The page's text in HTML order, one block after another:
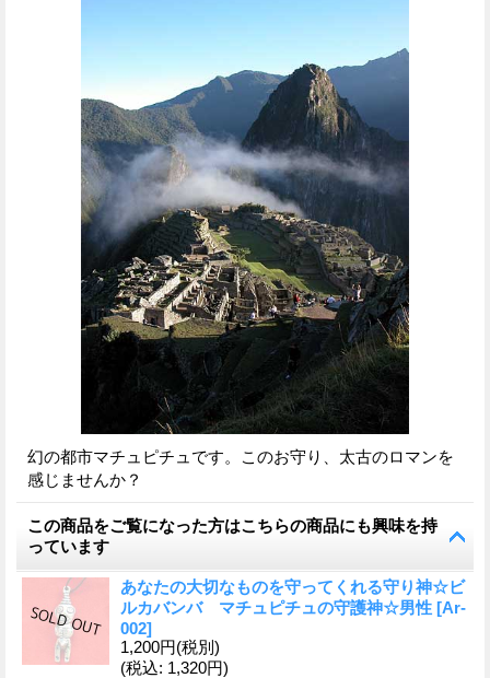
幻の都市マチュピチュです。このお守り、太古のロマンを
感じませんか？
この商品をご覧になった方はこちらの商品にも興味を持
っています
あなたの大切なものを守ってくれる守り神☆ビ
ルカバンバ マチュピチュの守護神☆男性 [Ar-
002]
1,200円(税別)
(税込: 1,320円)